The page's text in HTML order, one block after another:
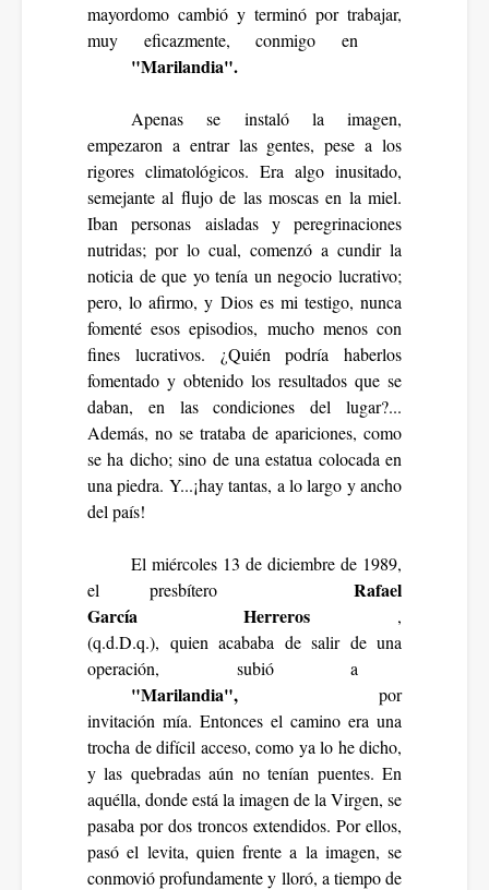
mayordomo cambió y terminó por trabajar,
muy eficazmente, conmigo en
"Marilandia".
Apenas se instaló la imagen,
empezaron a entrar las gentes, pese a los
rigores climatológicos. Era algo inusitado,
semejante al flujo de las moscas en la miel.
Iban personas aisladas y peregrinaciones
nutridas; por lo cual, comenzó a cundir la
noticia de que yo tenía un negocio lucrativo;
pero, lo afirmo, y Dios es mi testigo, nunca
fomenté esos episodios, mucho menos con
fines lucrativos. ¿Quién podría haberlos
fomentado y obtenido los resultados que se
daban, en las condiciones del lugar?...
Además, no se trataba de apariciones, como
se ha dicho; sino de una estatua colocada en
una piedra. Y...¡hay tantas, a lo largo y ancho
del país!
El miércoles 13 de diciembre de 1989,
el presbítero
Rafael
García
Herreros
,
(q.d.D.q.), quien acababa de salir de una
operación, subió a
"Marilandia",
por
invitación mía. Entonces el camino era una
trocha de difícil acceso, como ya lo he dicho,
y las quebradas aún no tenían puentes. En
aquélla, donde está la imagen de la Virgen, se
pasaba por dos troncos extendidos. Por ellos,
pasó el levita, quien frente a la imagen, se
conmovió profundamente y lloró, a tiempo de